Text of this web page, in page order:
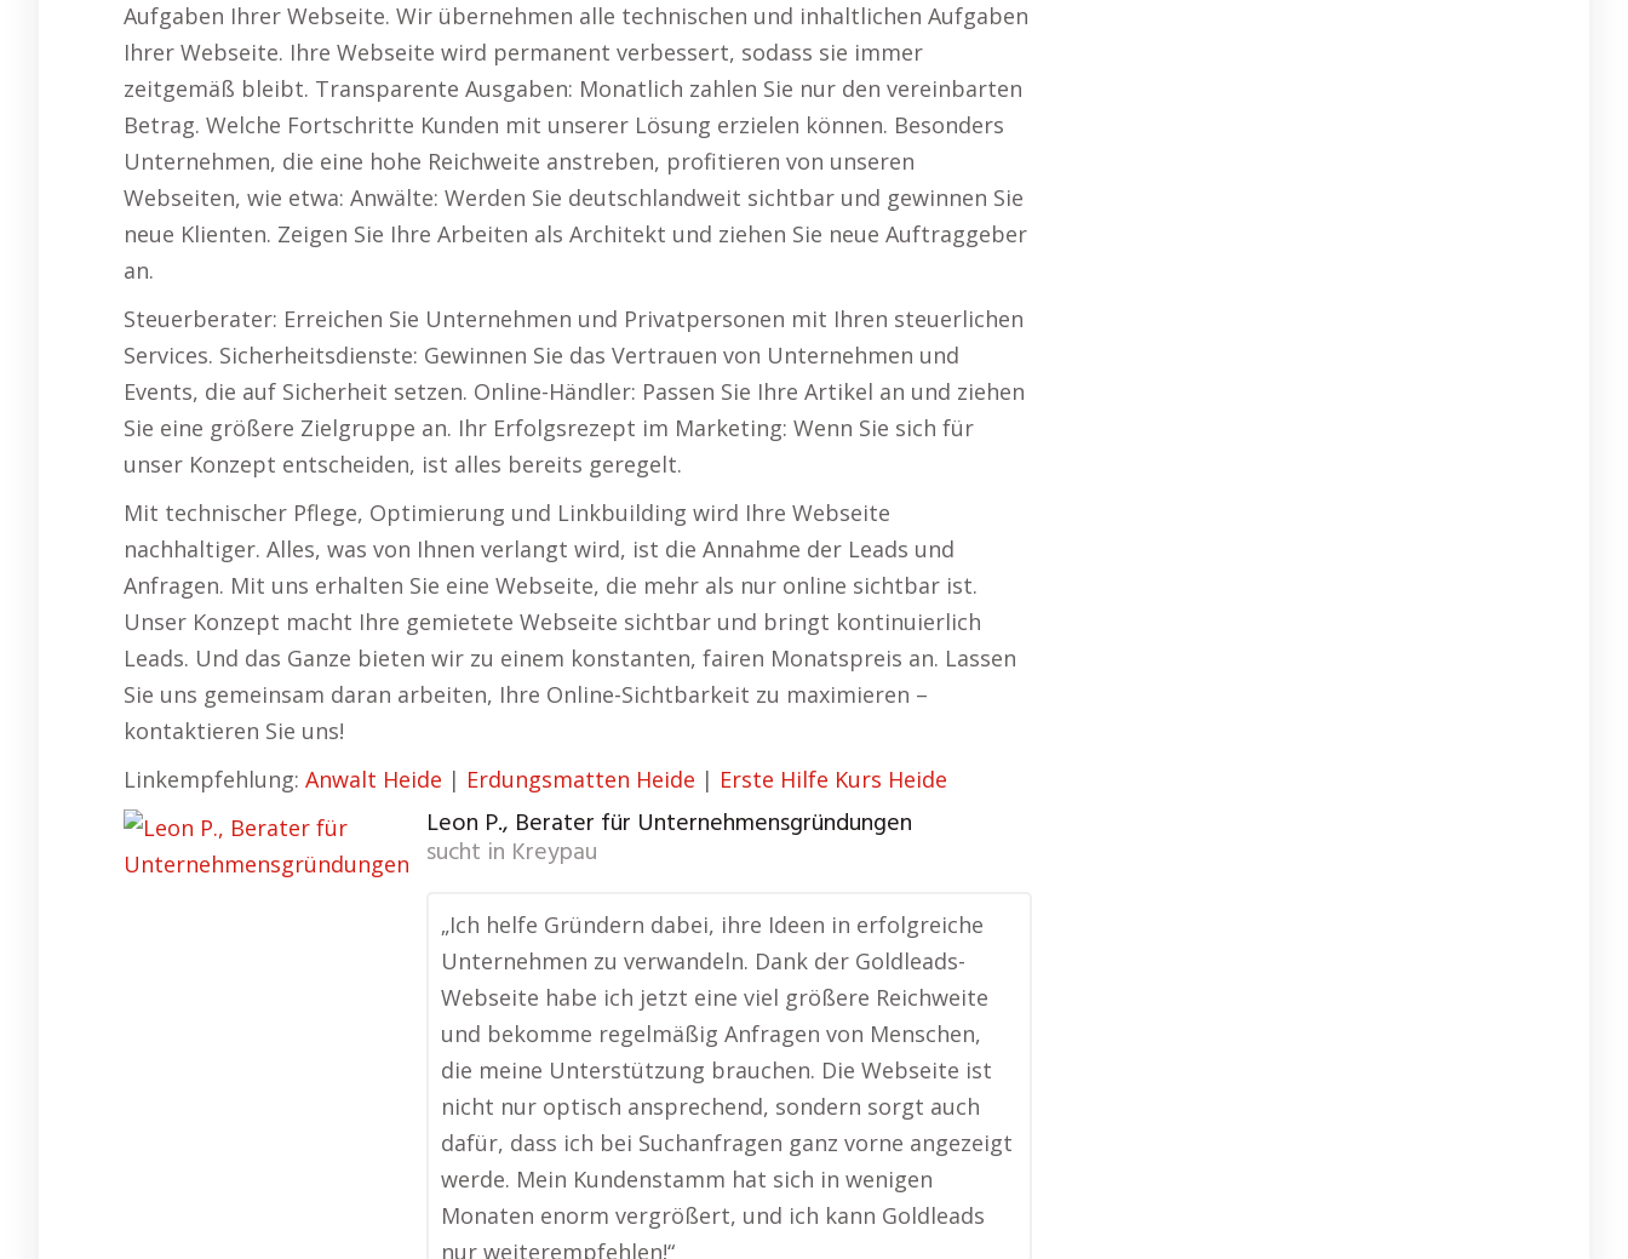
Aufgaben Ihrer Webseite. Wir übernehmen alle technischen und inhaltlichen Aufgaben
Ihrer Webseite. Ihre Webseite wird permanent verbessert, sodass sie immer
zeitgemäß bleibt. Transparente Ausgaben: Monatlich zahlen Sie nur den vereinbarten
Betrag. Welche Fortschritte Kunden mit unserer Lösung erzielen können. Besonders
Unternehmen, die eine hohe Reichweite anstreben, profitieren von unseren
Webseiten, wie etwa: Anwälte: Werden Sie deutschlandweit sichtbar und gewinnen Sie
neue Klienten. Zeigen Sie Ihre Arbeiten als Architekt und ziehen Sie neue Auftraggeber
an.
Steuerberater: Erreichen Sie Unternehmen und Privatpersonen mit Ihren steuerlichen
Services. Sicherheitsdienste: Gewinnen Sie das Vertrauen von Unternehmen und
Events, die auf Sicherheit setzen. Online-Händler: Passen Sie Ihre Artikel an und ziehen
Sie eine größere Zielgruppe an. Ihr Erfolgsrezept im Marketing: Wenn Sie sich für
unser Konzept entscheiden, ist alles bereits geregelt.
Mit technischer Pflege, Optimierung und Linkbuilding wird Ihre Webseite
nachhaltiger. Alles, was von Ihnen verlangt wird, ist die Annahme der Leads und
Anfragen. Mit uns erhalten Sie eine Webseite, die mehr als nur online sichtbar ist.
Unser Konzept macht Ihre gemietete Webseite sichtbar und bringt kontinuierlich
Leads. Und das Ganze bieten wir zu einem konstanten, fairen Monatspreis an. Lassen
Sie uns gemeinsam daran arbeiten, Ihre Online-Sichtbarkeit zu maximieren –
kontaktieren Sie uns!
Linkempfehlung: Anwalt Heide | Erdungsmatten Heide | Erste Hilfe Kurs Heide
Leon P., Berater für Unternehmensgründungen
sucht in Kreypau
„Ich helfe Gründern dabei, ihre Ideen in erfolgreiche
Unternehmen zu verwandeln. Dank der Goldleads-
Webseite habe ich jetzt eine viel größere Reichweite
und bekomme regelmäßig Anfragen von Menschen,
die meine Unterstützung brauchen. Die Webseite ist
nicht nur optisch ansprechend, sondern sorgt auch
dafür, dass ich bei Suchanfragen ganz vorne angezeigt
werde. Mein Kundenstamm hat sich in wenigen
Monaten enorm vergrößert, und ich kann Goldleads
nur weiterempfehlen!“